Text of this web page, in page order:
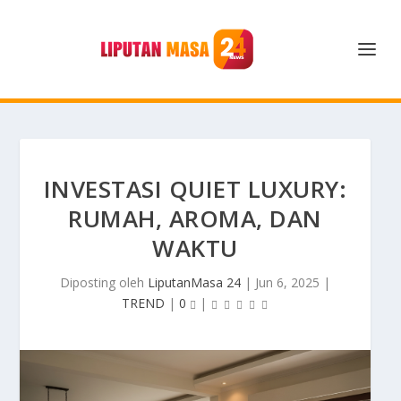
INVESTASI QUIET LUXURY:
RUMAH, AROMA, DAN
WAKTU
Diposting oleh LiputanMasa 24 | Jun 6, 2025 |
TREND | 0 |